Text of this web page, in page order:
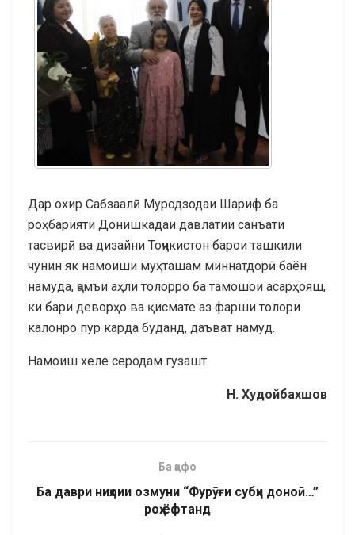
Дар охир Сабзаалӣ Муродзодаи Шариф ба
роҳбарияти Донишкадаи давлатии санъати
тасвирӣ ва дизайни Тоҷикистон барои ташкили
чунин як намоиши муҳташам миннатдорӣ баён
намуда, ҷамъи аҳли толорро ба тамошои асарҳояш,
ки бари деворҳо ва қисмате аз фарши толори
калонро пур карда буданд, даъват намуд.
Намоиш хеле серодам гузашт.
Н. Худойбахшов
Ба қафо
Ба даври ниҳоии озмуни “Фурӯғи субҳи доноӣ…”
роҳ ёфтанд